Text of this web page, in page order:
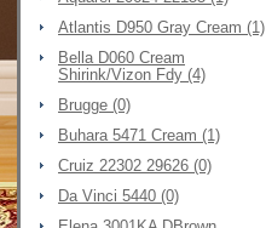
Atlantis D950 Gray Cream (1)
Bella D060 Cream
Shirink/Vizon Fdy (4)
Brugge (0)
Buhara 5471 Cream (1)
Cruiz 22302 29626 (0)
Da Vinci 5440 (0)